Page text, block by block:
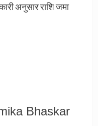
अनुसार राशि जमा
Bhaskar